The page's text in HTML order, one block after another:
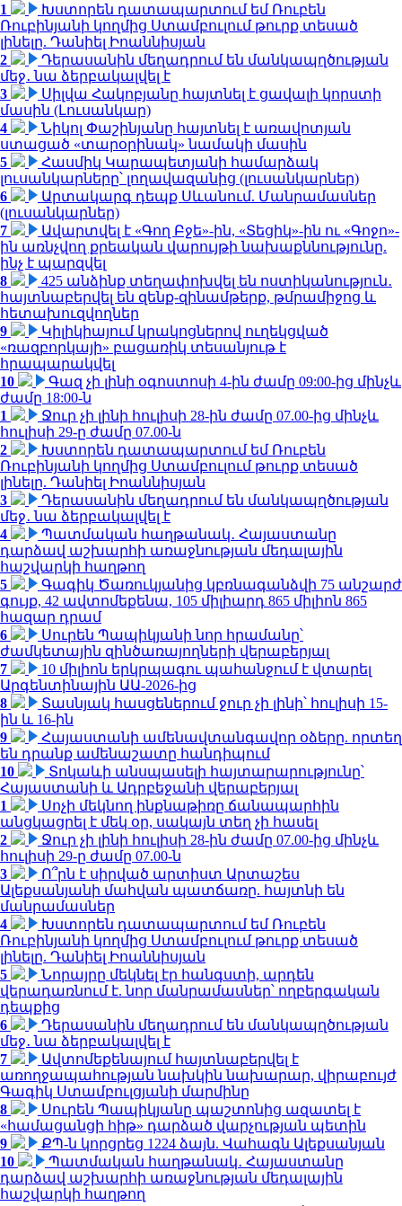
1
Խստորեն դատապարտում եմ Ռուբեն
Ռուբինյանի կողմից Ստամբուլում թուրք տեսած
լինելը. Դանիել Իոաննիսյան
2
Դերասանին մեղադրում են մանկապղծության
մեջ․ նա ձերբակալվել է
3
Սիլվա Հակոբյանը հայտնել է ցավալի կորստի
մասին (Լուսանկար)
4
Նիկոլ Փաշինյանը հայտնել է առավոտյան
ստացած «տարօրինակ» նամակի մասին
5
Հասմիկ Կարապետյանի համարձակ
լուսանկարները՝ լողավազանից (լուսանկարներ)
6
Արտակարգ դեպք Սևանում. Մանրամասներ
(լուսանկարներ)
7
Ավարտվել է «Գող Բջե»-ին, «Տեցիկ»-ին ու «Գոջո»-
ին առնչվող քրեական վարույթի նախաքննությունը.
ինչ է պարզվել
8
425 անձինք տեղափոխվել են ոստիկանություն․
հայտնաբերվել են զենք-զինամթերք, թմրամիջոց և
հետախուզվողներ
9
Կիլիկիայում կրակոցներով ուղեկցված
«ռազբորկայի» բացառիկ տեսանյութ է
հրապարակվել
10
Գազ չի լինի օգոստոսի 4-ին ժամը 09:00-ից մինչև
ժամը 18:00-ն
1
Ջուր չի լինի հուլիսի 28-ին ժամը 07.00-ից մինչև
հուլիսի 29-ը ժամը 07.00-ն
2
Խստորեն դատապարտում եմ Ռուբեն
Ռուբինյանի կողմից Ստամբուլում թուրք տեսած
լինելը. Դանիել Իոաննիսյան
3
Դերասանին մեղադրում են մանկապղծության
մեջ․ նա ձերբակալվել է
4
Պատմական հաղթանակ․ Հայաստանը
դարձավ աշխարհի առաջնության մեդալային
հաշվարկի հաղթող
5
Գագիկ Ծառուկյանից կբռնագանձվի 75 անշարժ
գույք, 42 ավտոմեքենա, 105 միլիարդ 865 միլիոն 865
հազար դրամ
6
Սուրեն Պապիկյանի նոր հրամանը՝
ժամկետային զինծառայողների վերաբերյալ
7
10 միլիոն երկրպագու պահանջում է վտարել
Արգենտինային ԱԱ-2026-ից
8
Տասնյակ հասցեներում ջուր չի լինի՝ հուլիսի 15-
ին և 16-ին
9
Հայաստանի ամենավտանգավոր օձերը. որտեղ
են դրանք ամենաշատը հանդիպում
10
Տոկաևի անսպասելի հայտարարությունը՝
Հայաստանի և Ադրբեջանի վերաբերյալ
1
Սոչի մեկնող ինքնաթիռը ճանապարհին
անցկացրել է մեկ օր, սակայն տեղ չի հասել
2
Ջուր չի լինի հուլիսի 28-ին ժամը 07.00-ից մինչև
հուլիսի 29-ը ժամը 07.00-ն
3
Ո՞րն է սիրված արտիստ Արտաշես
Ալեքսանյանի մահվան պատճառը. հայտնի են
մանրամասներ
4
Խստորեն դատապարտում եմ Ռուբեն
Ռուբինյանի կողմից Ստամբուլում թուրք տեսած
լինելը. Դանիել Իոաննիսյան
5
Նորայրը մեկնել էր հանգստի, արդեն
վերադառնում է. նոր մանրամասներ՝ ողբերգական
դեպքից
6
Դերասանին մեղադրում են մանկապղծության
մեջ․ նա ձերբակալվել է
7
Ավտոմեքենայում հայտնաբերվել է
առողջապահության նախկին նախարար, վիրաբույժ
Գագիկ Ստամբուլցյանի մարմինը
8
Սուրեն Պապիկյանը պաշտոնից ազատել է
«համացանցի հիթ» դարձած վարչության պետին
9
ՔՊ-ն կորցրեց 1224 ձայն. Վահագն Ալեքսանյան
10
Պատմական հաղթանակ․ Հայաստանը
դարձավ աշխարհի առաջնության մեդալային
հաշվարկի հաղթող